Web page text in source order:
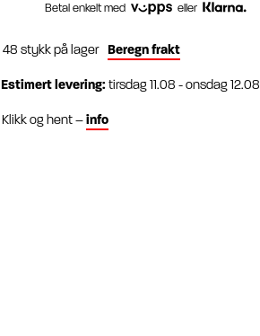
Betal enkelt med eller
48 stykk på lager Beregn frakt
Estimert levering:tirsdag 11.08 - onsdag 12.08
Klikk og hent –info